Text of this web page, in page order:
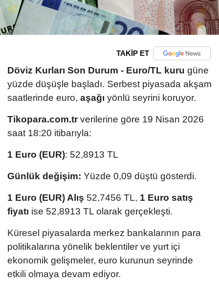
TAKİP ET
Döviz Kurları Son Durum - Euro/TL kuru güne
yüzde düşüşle başladı. Serbest piyasada akşam
saatlerinde euro, aşağı yönlü seyrini koruyor.
Tikopara.com.trverilerine göre 19 Nisan 2026
saat 18:20 itibarıyla:
1 Euro (EUR): 52,8913 TL
Günlük değişim: Yüzde 0,09 düştü gösterdi.
1 Euro (EUR) Alış 52,7456 TL, 1 Euro satış
fiyatı ise 52,8913 TL olarak gerçekleşti.
Küresel piyasalarda merkez bankalarının para
politikalarına yönelik beklentiler ve yurt içi
ekonomik gelişmeler, euro kurunun seyrinde
etkili olmaya devam ediyor.